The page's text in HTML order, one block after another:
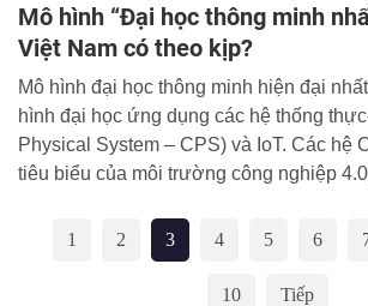
Mô hình “Đại học thông minh
Việt Nam có theo kịp?
Mô hình đại học thông minh hiện đại
hình đại học ứng dụng các hệ thống
Physical System – CPS) và IoT. Các hệ
tiêu biểu của môi trường công nghiệp
1
2 3 4 5 6
10 Tiếp